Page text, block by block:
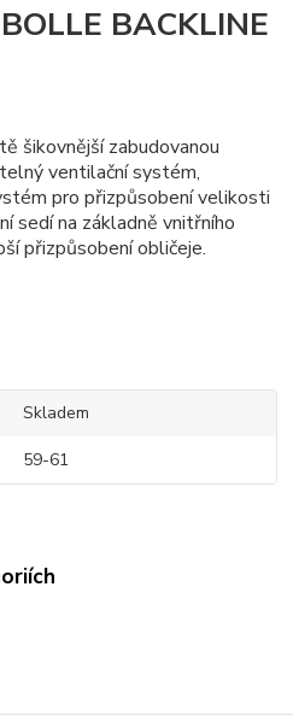
BACKLINE
šikovnější zabudovanou
ventilační systém,
pro přizpůsobení velikosti
sedí na základně vnitřního
přizpůsobení obličeje.
Skladem
59-61